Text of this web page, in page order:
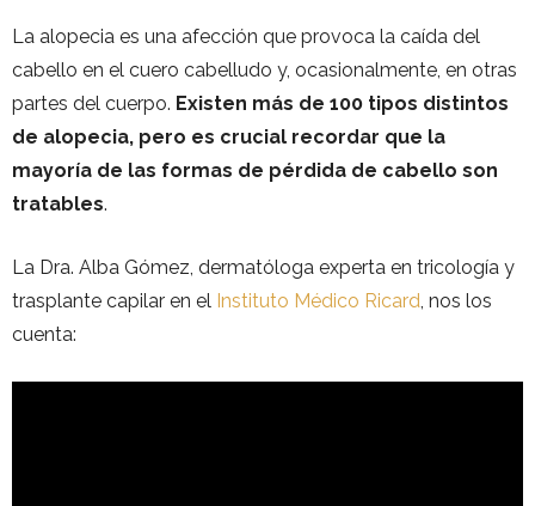
La alopecia es una afección que provoca la caída del
cabello en el cuero cabelludo y, ocasionalmente, en otras
partes del cuerpo. Existen más de 100 tipos distintos
de alopecia, pero es crucial recordar que la
mayoría de las formas de pérdida de cabello son
tratables.
La Dra. Alba Gómez, dermatóloga experta en tricología y
trasplante capilar en el Instituto Médico Ricard, nos los
cuenta: